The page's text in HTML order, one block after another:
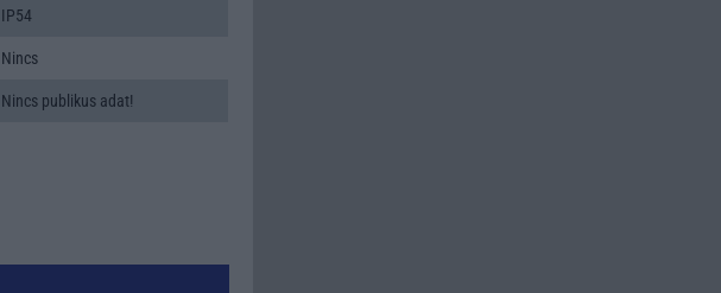
IP54
Nincs
Nincs publikus adat!